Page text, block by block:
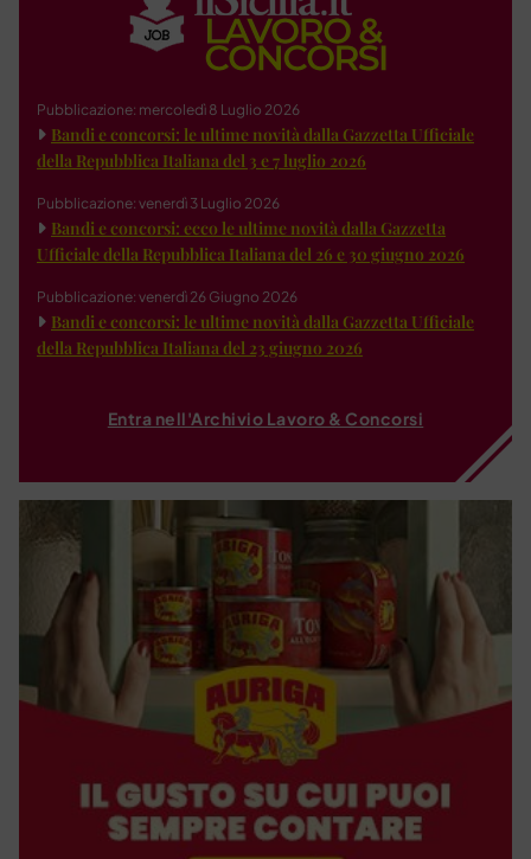
Pubblicazione: mercoledì 8 Luglio 2026
Bandi e concorsi: le ultime novità dalla Gazzetta Ufficiale
della Repubblica Italiana del 3 e 7 luglio 2026
Pubblicazione: venerdì 3 Luglio 2026
Bandi e concorsi: ecco le ultime novità dalla Gazzetta
Ufficiale della Repubblica Italiana del 26 e 30 giugno 2026
Pubblicazione: venerdì 26 Giugno 2026
Bandi e concorsi: le ultime novità dalla Gazzetta Ufficiale
della Repubblica Italiana del 23 giugno 2026
Entra nell'Archivio Lavoro & Concorsi